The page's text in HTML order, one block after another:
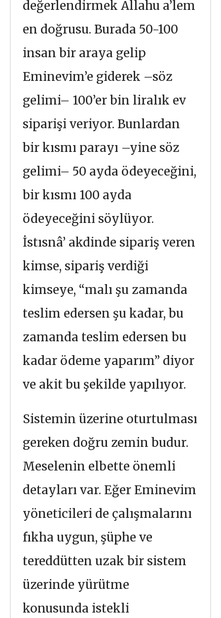
değerlendirmek Allahu a’lem
en doğrusu. Burada 50-100
insan bir araya gelip
Eminevim’e giderek –söz
gelimi– 100’er bin liralık ev
siparişi veriyor. Bunlardan
bir kısmı parayı –yine söz
gelimi– 50 ayda ödeyeceğini,
bir kısmı 100 ayda
ödeyeceğini söylüyor.
İstısnâ’ akdinde sipariş veren
kimse, sipariş verdiği
kimseye, “malı şu zamanda
teslim edersen şu kadar, bu
zamanda teslim edersen bu
kadar ödeme yaparım” diyor
ve akit bu şekilde yapılıyor.
Sistemin üzerine oturtulması
gereken doğru zemin budur.
Meselenin elbette önemli
detayları var. Eğer Eminevim
yöneticileri de çalışmalarını
fıkha uygun, şüphe ve
tereddütten uzak bir sistem
üzerinde yürütme
konusunda istekli